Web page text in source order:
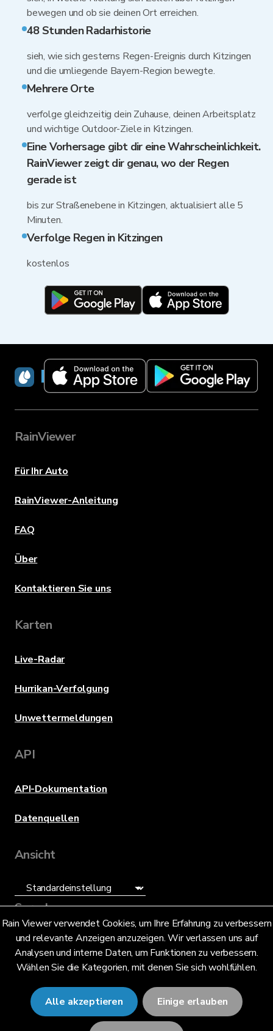
bewegen und ob sie deinen Ort erreichen.
48 Stunden Radarhistorie
sieh, wie sich gesterns Regen-Ereignis durch Kitzingen
und die umliegende Bayern-Region bewegte.
Mehrere Orte
verfolge gleichzeitig dein Zuhause, deinen Arbeitsplatz
und wichtige Outdoor-Ziele in Kitzingen.
Eine Vorhersage gibt dir eine Wahrscheinlichkeit.
RainViewer zeigt dir genau, wo der Regen
gerade ist
bis zur Straßenebene in Kitzingen, aktualisiert alle 5
Minuten.
Verfolge Regen in Kitzingen
kostenlos
Rain Viewer verwendet Cookies, um Ihre Erfahrung zu verbessern
und relevante Anzeigen anzuzeigen. Wir verlassen uns auf
Analysen und interne Daten, um Funktionen zu verbessern.
Wählen Sie die Kategorien, mit denen Sie sich wohlfühlen.
Alle akzeptieren Einige erlauben
RainViewer
RainViewer
Für Ihr Auto
RainViewer-Anleitung
FAQ
Über
Kontaktieren Sie uns
Karten
Live-Radar
Hurrikan-Verfolgung
Unwettermeldungen
API
API-Dokumentation
Datenquellen
Ansicht
Sprache
Deutsch (DE)
© 2026 RainViewer,MeteoLab Inc.